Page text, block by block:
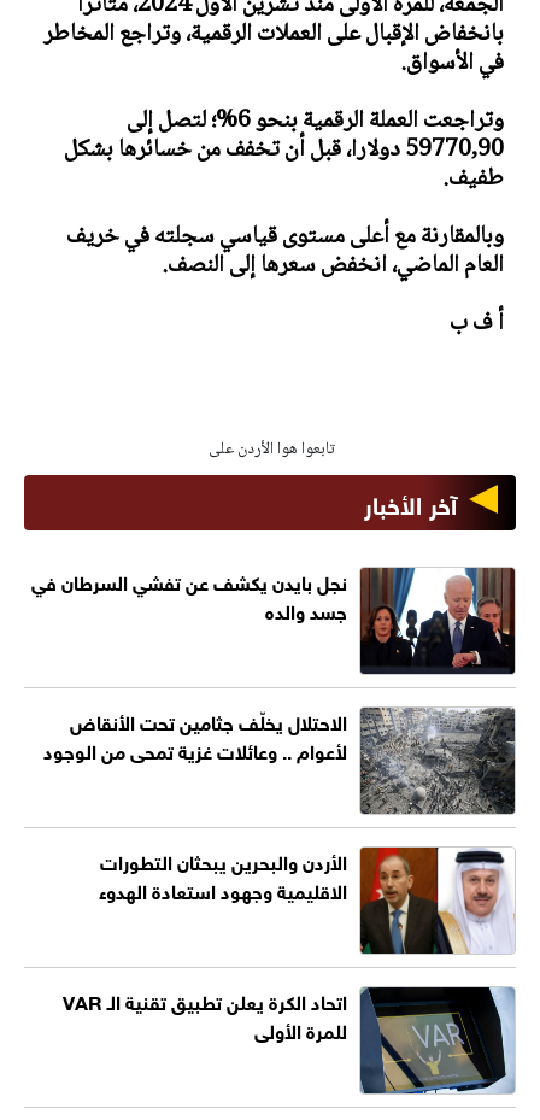
بانخفاض الإقبال على العملات الرقمية، وتراجع المخاطر
في الأسواق.
وتراجعت العملة الرقمية بنحو 6%؛ لتصل إلى
59770,90 دولارا، قبل أن تخفف من خسائرها بشكل
طفيف.
وبالمقارنة مع أعلى مستوى قياسي سجلته في خريف
العام الماضي، انخفض سعرها إلى النصف.
أ ف ب
تابعوا هوا الأردن على
آخر الأخبار
نجل بايدن يكشف عن تفشي السرطان في
جسد والده
الاحتلال يخلّف جثامين تحت الأنقاض
لأعوام .. وعائلات غزية تمحى من الوجود
الأردن والبحرين يبحثان التطورات
الاقليمية وجهود استعادة الهدوء
اتحاد الكرة يعلن تطبيق تقنية الـ VAR
للمرة الأولى